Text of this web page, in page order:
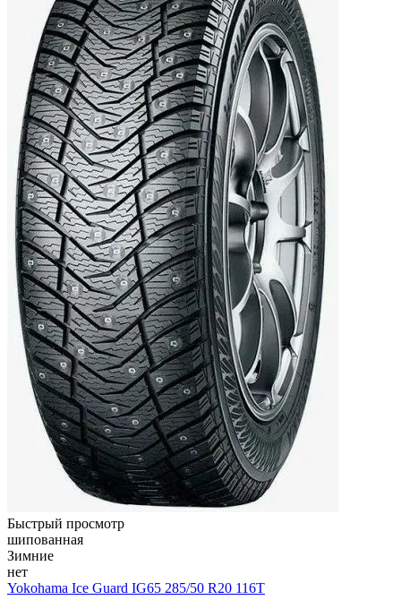
Быстрый просмотр
шипованная
Зимние
нет
Yokohama Ice Guard IG65 285/50 R20 116T